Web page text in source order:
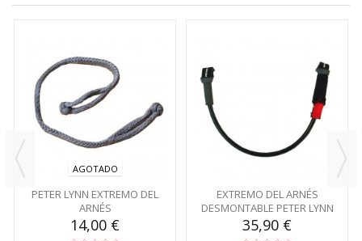
AGOTADO
PETER LYNN EXTREMO DEL
ARNÉS
14,00 €
EXTREMO DEL ARNÉS
DESMONTABLE PETER LYNN
35,90 €